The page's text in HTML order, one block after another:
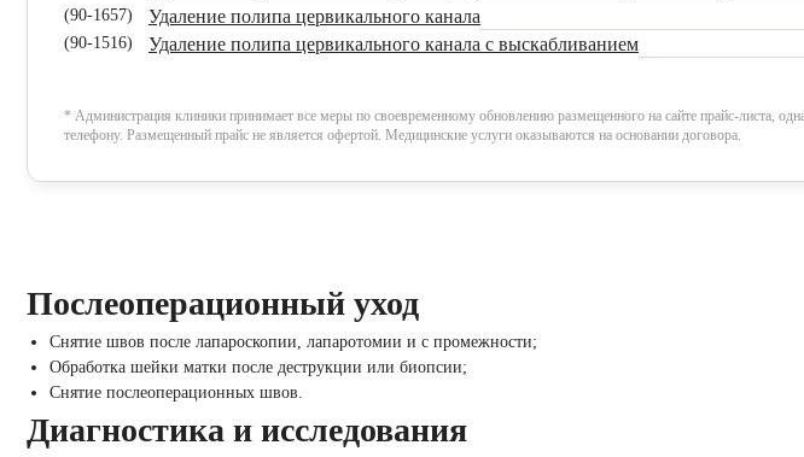
(90-1657) Удаление полипа цервикального канала
(90-1516) Удаление полипа цервикального канала c выскабливанием
* Администрация клиники принимает все меры по своевременному обновлению размещенного на сайте прайс-листа,
телефону. Размещенный прайс не является офертой. Медицинские услуги оказываются на основании договора.
Послеоперационный уход
Снятие швов после лапароскопии, лапаротомии и с промежности;
Обработка шейки матки после деструкции или биопсии;
Снятие послеоперационных швов.
Диагностика и исследования